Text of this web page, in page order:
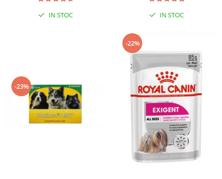
IN STOC IN STOC
-23%
-22%